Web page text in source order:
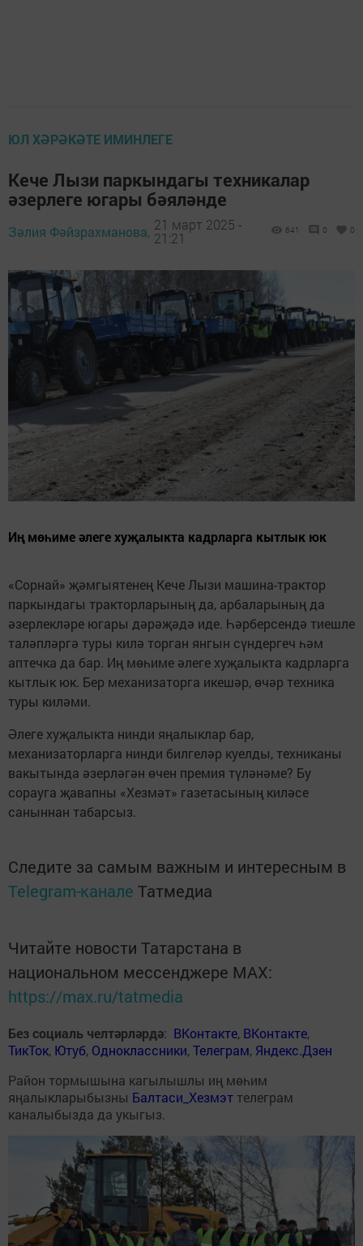
ЮЛ ХӘРӘКӘТЕ ИМИНЛЕГЕ
Кече Лызи паркындагы техникалар
әзерлеге югары бәяләнде
Зәлия Фәйзрахманова, 21 март 2025 -
21:21
641 0 0
Иң мөһиме әлеге хуҗалыкта кадрларга кытлык юк
«Сорнай» җәмгыятенең Кече Лызи машина-трактор
паркындагы тракторларының да, арбаларының да
әзерлекләре югары дәрәҗәдә иде. Һәрберсендә тиешле
таләпләргә туры килә торган янгын сүндергеч һәм
аптечка да бар. Иң мөһиме әлеге хуҗалыкта кадрларга
кытлык юк. Бер механизаторга икешәр, өчәр техника
туры киләми.
Әлеге хуҗалыкта нинди яңалыклар бар,
механизаторларга нинди билгеләр куелды, техниканы
вакытында әзерләгән өчен премия түләнәме? Бу
сорауга җавапны «Хезмәт» газетасының киләсе
саныннан табарсыз.
Следите за самым важным и интересным в
Telegram-канале Татмедиа
Читайте новости Татарстана в
национальном мессенджере MАХ:
https://max.ru/tatmedia
Без социаль челтәрләрдә: ВКонтакте, ВКонтакте,
ТикТок, Ютуб, Одноклассники,Телеграм, Яндекс.Дзен
Район тормышына кагылышлы иң мөһим
яңалыкларыбызны Балтаси_Хезмэт телеграм
каналыбызда да укыгыз.